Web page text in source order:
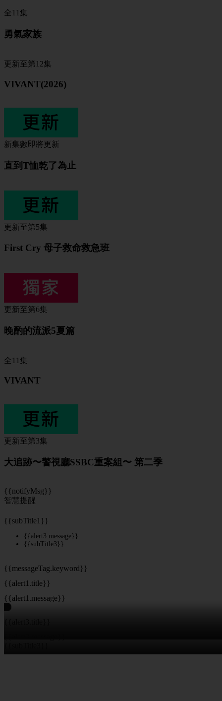
全11集
勇氣家族
更新至第12集
VIVANT(2026)
新集數即將更新
直到T恤乾了為止
更新至第5集
First Cry 母子救命救急班
更新至第6集
晚酌的流派5夏篇
全11集
VIVANT
更新至第3集
大追跡〜警視廳SSBC重案組〜 第二季
{{notifyMsg}}
智慧提醒
{{subTitle1}}
{{alert3.message}}
{{subTitle3}}
{{messageTag.keyword}}
{{alert1.title}}
{{alert1.message}}